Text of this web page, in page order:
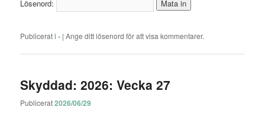
Lösenord:
Publicerat i - |Ange ditt lösenord för att visa kommentarer.
Skyddad: 2026: Vecka 27
Publicerat2026/06/29